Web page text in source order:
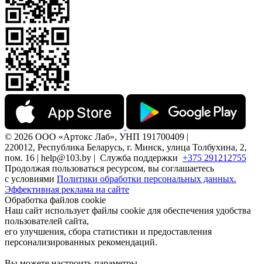
© 2026 ООО «Артокс Лаб», УНП 191700409 |
220012, Республика Беларусь, г. Минск, улица Толбухина, 2,
пом. 16 | help@103.by | Служба поддержки +375 291212755
Продолжая пользоваться ресурсом, вы соглашаетесь
с условиями Политики обработки персональных данных.
Эффективная реклама на сайте
Обработка файлов cookie
Наш сайт использует файлы cookie для обеспечения удобства
пользователей сайта,
его улучшения, сбора статистики и предоставления
персонализированных рекомендаций.